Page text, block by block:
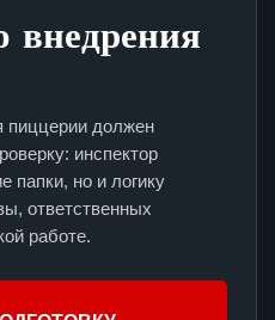
внедрения
пиццерии должен
инспектор
папки, но и логику
ответственных
работе.